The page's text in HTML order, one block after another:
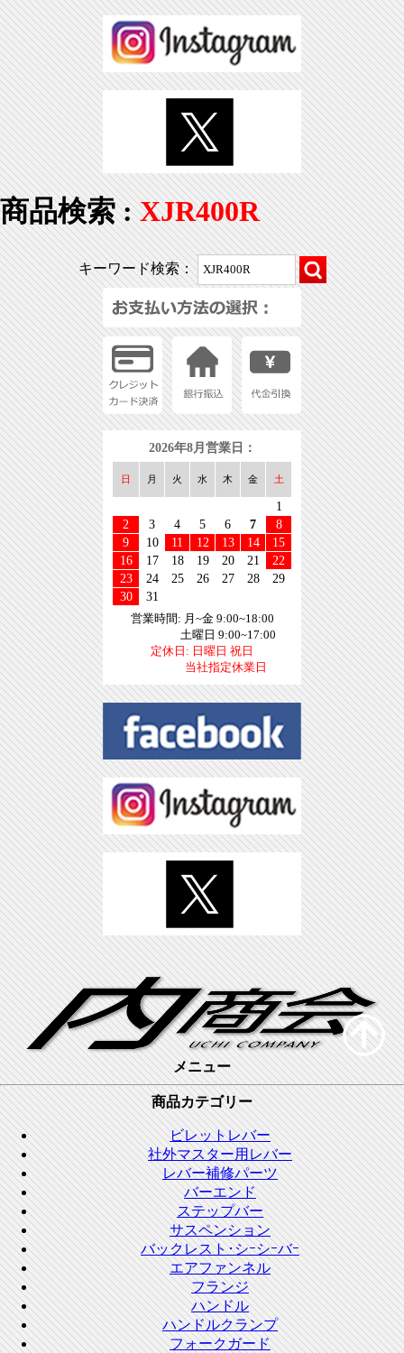
商品検索 :XJR400R
キーワード検索：
2026年8月営業日：
日 月 火 水 木 金 土
1
2
3 4 5 6 7
8
9
10 11 12 13 14
15
16
17 18 19 20 21
22
23
24 25 26 27 28
29
30
31
営業時間: 月~金 9:00~18:00
土曜日 9:00~17:00
定休日: 日曜日 祝日
当社指定休業日
メニュー
商品カテゴリー
ビレットレバー
社外マスター用レバー
レバー補修パーツ
バーエンド
ステップバー
サスペンション
バックレスト･シｰシｰバｰ
エアファンネル
フランジ
ハンドル
ハンドルクランプ
フォークガード